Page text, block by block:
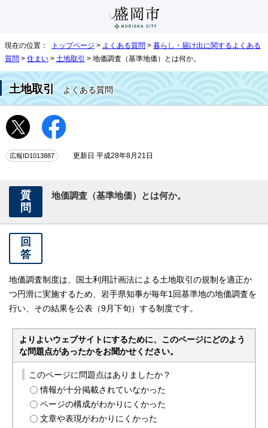
現在の位置： トップページ > よくある質問 > 暮らし・届け出に関するよくある
質問 > 住まい > 土地取引 > 地価調査（基準地価）とは何か。
土地取引 よくある質問
広報ID1013887 更新日 平成28年8月21日
質
問
地価調査（基準地価）とは何か。
回
答
地価調査制度は、国土利用計画法による土地取引の規制を適正か
つ円滑に実施するため、岩手県知事が毎年1回基準地の地価調査を
行い、その結果を公表（9月下旬）する制度です。
よりよいウェブサイトにするために、このページにどのよう
な問題点があったかをお聞かせください。
このページに問題点はありましたか？
情報が十分掲載されていなかった
ページの構成がわかりにくかった
文章や表現がわかりにくかった